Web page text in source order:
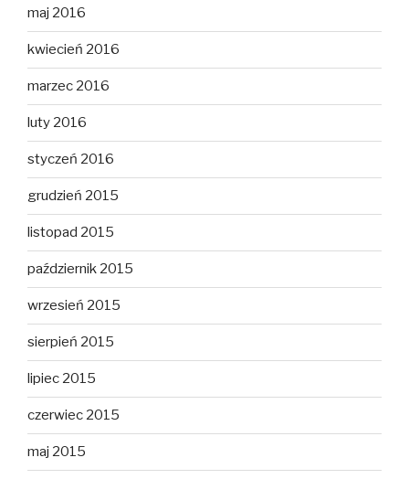
maj 2016
kwiecień 2016
marzec 2016
luty 2016
styczeń 2016
grudzień 2015
listopad 2015
październik 2015
wrzesień 2015
sierpień 2015
lipiec 2015
czerwiec 2015
maj 2015